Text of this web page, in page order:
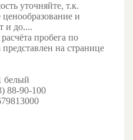
уточняйте, т.к.
и
и до....
расчёта пробега по
на странице
белый
88-90-100